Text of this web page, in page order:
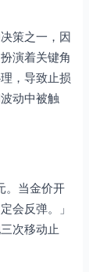
策之一，因
演着关键角
，导致止损
动中被触
。当金价开
会反弹。」
次移动止